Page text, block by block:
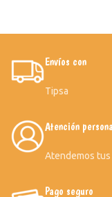
Envíos con
Tipsa
Atención
Atendemos tus
Pago seguro